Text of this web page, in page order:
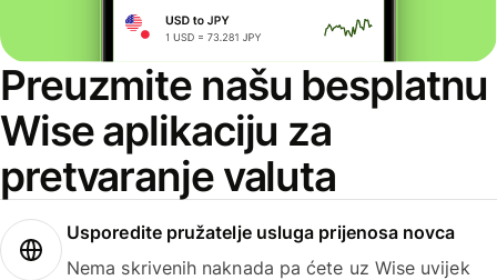
Preuzmite našu besplatnu
Wise aplikaciju za
pretvaranje valuta
Usporedite pružatelje usluga prijenosa novca
Nema skrivenih naknada pa ćete uz Wise uvijek